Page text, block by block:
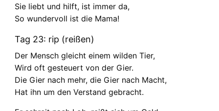
Sie liebt und hilft, ist immer da,
So wundervoll ist die Mama!
Tag 23: rip (reißen)
Der Mensch gleicht einem wilden Tier,
Wird oft gesteuert von der Gier.
Die Gier nach mehr, die Gier nach Macht,
Hat ihn um den Verstand gebracht.